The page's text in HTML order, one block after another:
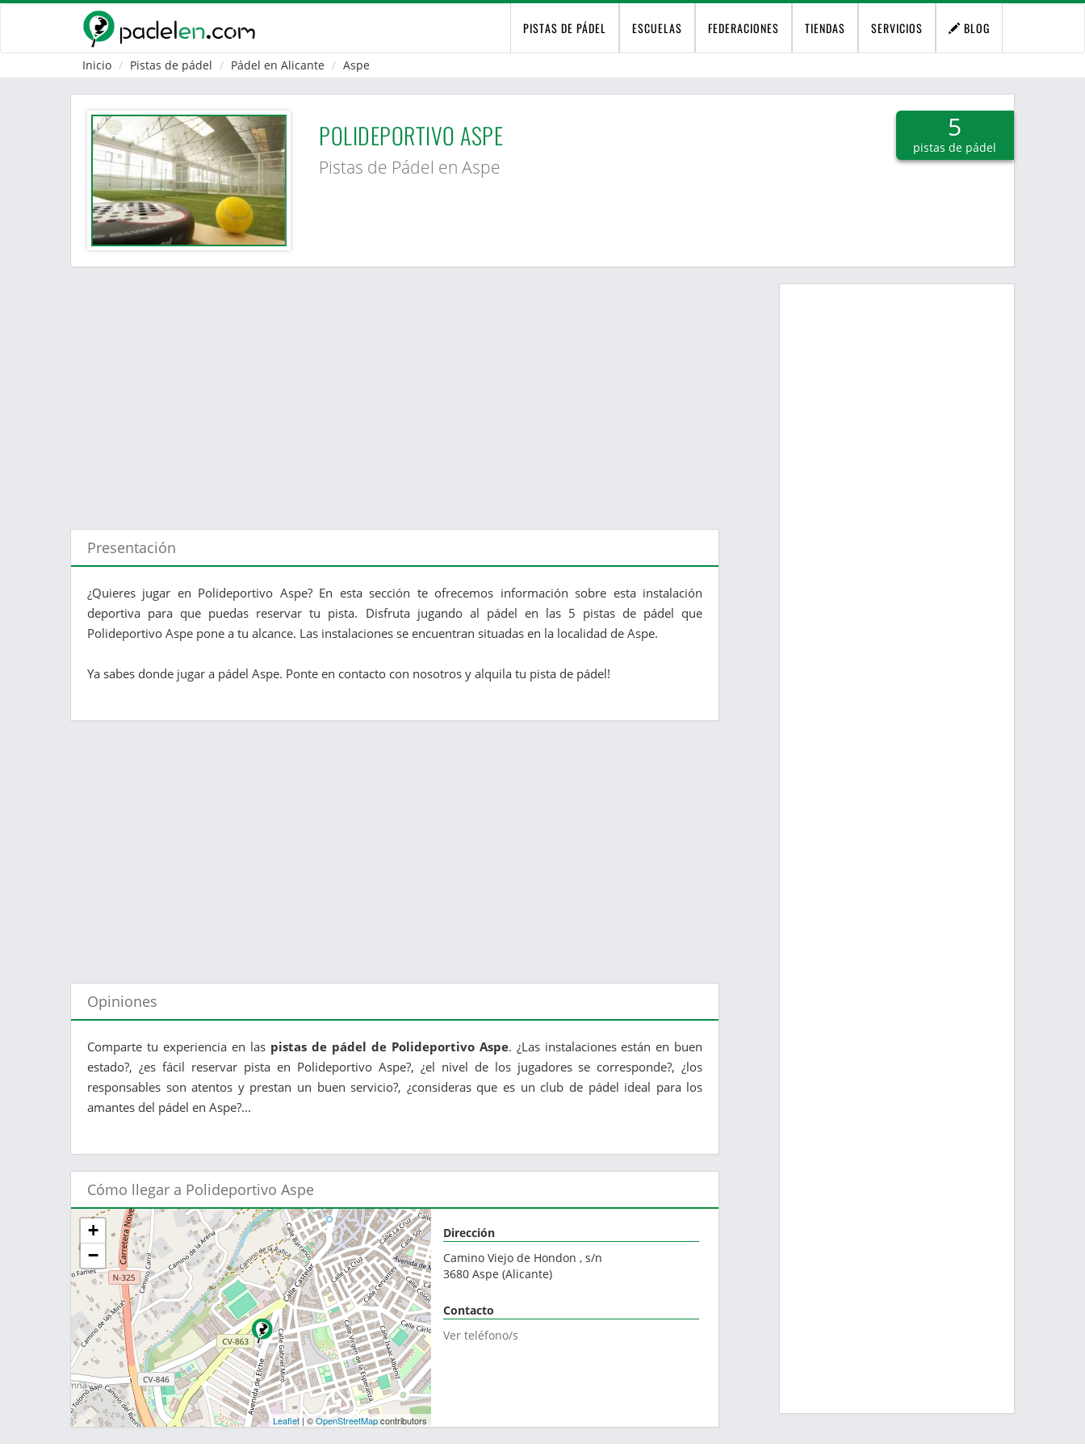
PISTAS DE PÁDEL ESCUELAS FEDERACIONES TIENDAS SERVICIOS BLOG
Inicio Pistas de pádel Pádel en Alicante Aspe
POLIDEPORTIVO ASPE
Pistas de Pádel en Aspe
5
pistas de pádel
Presentación
¿Quieres jugar en Polideportivo Aspe? En esta sección te ofrecemos información sobre esta instalación
deportiva para que puedas reservar tu pista. Disfruta jugando al pádel en las 5 pistas de pádel que
Polideportivo Aspe pone a tu alcance. Las instalaciones se encuentran situadas en la localidad de Aspe.
Ya sabes donde jugar a pádel Aspe. Ponte en contacto con nosotros y alquila tu pista de pádel!
Opiniones
Comparte tu experiencia en las pistas de pádel de Polideportivo Aspe. ¿Las instalaciones están en buen
estado?, ¿es fácil reservar pista en Polideportivo Aspe?, ¿el nivel de los jugadores se corresponde?, ¿los
responsables son atentos y prestan un buen servicio?, ¿consideras que es un club de pádel ideal para los
amantes del pádel en Aspe?...
Cómo llegar a Polideportivo Aspe
+
−
Leaflet | ©OpenStreetMapcontributors
Dirección
Camino Viejo de Hondon , s/n
3680 Aspe (Alicante)
Contacto
Ver teléfono/s